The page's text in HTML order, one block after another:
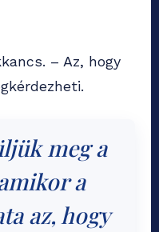
– Az, hogy
meg a
a
az, hogy